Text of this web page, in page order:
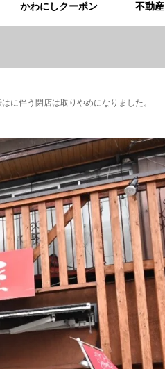
かわにしクーポン 不動産
に伴う閉店は取りやめになりました。